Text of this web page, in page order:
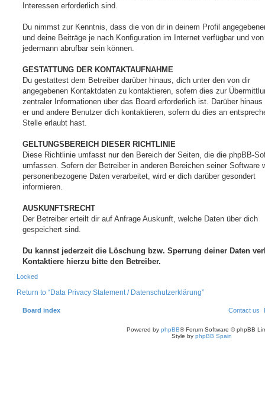
Interessen erforderlich sind.
Du nimmst zur Kenntnis, dass die von dir in deinem Profil
und deine Beiträge je nach Konfiguration im Internet verfügbar und von
jedermann abrufbar sein können.
GESTATTUNG DER KONTAKTAUFNAHME
Du gestattest dem Betreiber darüber hinaus, dich unter den von dir
angegebenen Kontaktdaten zu kontaktieren, sofern dies zur
zentraler Informationen über das Board erforderlich ist. Darüber hinaus
er und andere Benutzer dich kontaktieren, sofern du dies an
Stelle erlaubt hast.
GELTUNGSBEREICH DIESER RICHTLINIE
Diese Richtlinie umfasst nur den Bereich der Seiten, die die phpBB-
umfassen. Sofern der Betreiber in anderen Bereichen seiner Software
personenbezogene Daten verarbeitet, wird er dich darüber gesondert
informieren.
AUSKUNFTSRECHT
Der Betreiber erteilt dir auf Anfrage Auskunft, welche Daten über dich
gespeichert sind.
Du kannst jederzeit die Löschung bzw. Sperrung deiner Daten
Kontaktiere hierzu bitte den Betreiber.
Locked
Return to “Data Privacy Statement / Datenschutzerklärung”
Board index Contact us
Powered by phpBB® Forum Software © phpBB
Style by phpBB Spain